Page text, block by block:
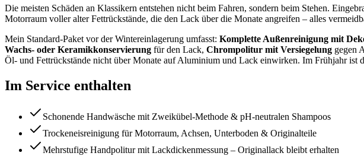
Die meisten Schäden an Klassikern entstehen nicht beim Fahren, sondern beim Stehen.
Motorraum voller alter Fettrückstände, die den Lack über die Monate angreifen – alles
Mein Standard-Paket vor der Wintereinlagerung umfasst: Komplette Außenreinigung mit
Wachs- oder Keramikkonservierung für den Lack, Chrompolitur mit Versiegelung gegen
Öl- und Fettrückstände nicht über Monate auf Aluminium und Lack einwirken. Im Frühjahr ist
Im Service enthalten
Schonende Handwäsche mit Zweikübel-Methode & pH-neutralen Shampoos
Trockeneisreinigung für Motorraum, Achsen, Unterboden & Originalteile
Mehrstufige Handpolitur mit Lackdickenmessung – Originallack bleibt erhalten